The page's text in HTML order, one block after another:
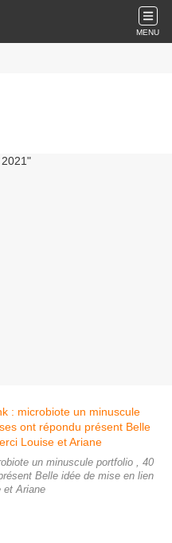
MENU
un minuscule portfolio , 40
Belle idée de mise en lien
et Ariane